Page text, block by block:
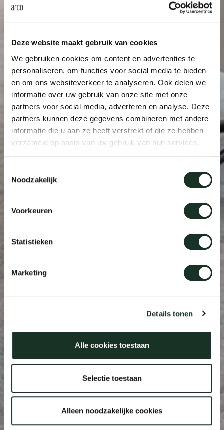
Deze website maakt gebruik van cookies
We gebruiken cookies om content en advertenties te
personaliseren, om functies voor social media te bieden
en om ons websiteverkeer te analyseren. Ook delen we
informatie over uw gebruik van onze site met onze
partners voor social media, adverteren en analyse. Deze
partners kunnen deze gegevens combineren met andere
informatie die u aan ze heeft verstrekt of die ze hebben
verzameld op basis van uw gebruik van hun services.
Noodzakelijk
Voorkeuren
Statistieken
Marketing
Details tonen
Alle cookies toestaan
Selectie toestaan
Alleen noodzakelijke cookies